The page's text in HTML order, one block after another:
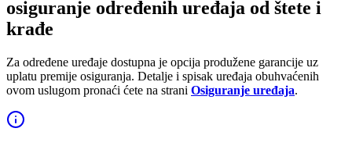
osiguranje određenih uređaja od štete i
krađe
Za određene uređaje dostupna je opcija produžene garancije uz
uplatu premije osiguranja. Detalje i spisak uređaja obuhvaćenih
ovom uslugom pronaći ćete na strani Osiguranje uređaja.